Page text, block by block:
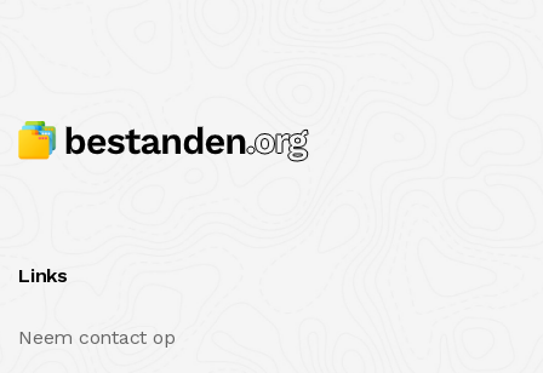
Links
Neem contact op